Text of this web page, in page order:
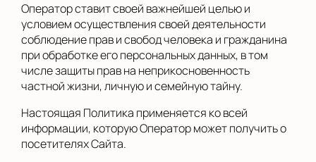
Оператор ставит своей важнейшей целью и
условием осуществления своей деятельности
соблюдение прав и свобод человека и гражданина
при обработке его персональных данных, в том
числе защиты прав на неприкосновенность
частной жизни, личную и семейную тайну.
Настоящая Политика применяется ко всей
информации, которую Оператор может получить о
посетителях Сайта.